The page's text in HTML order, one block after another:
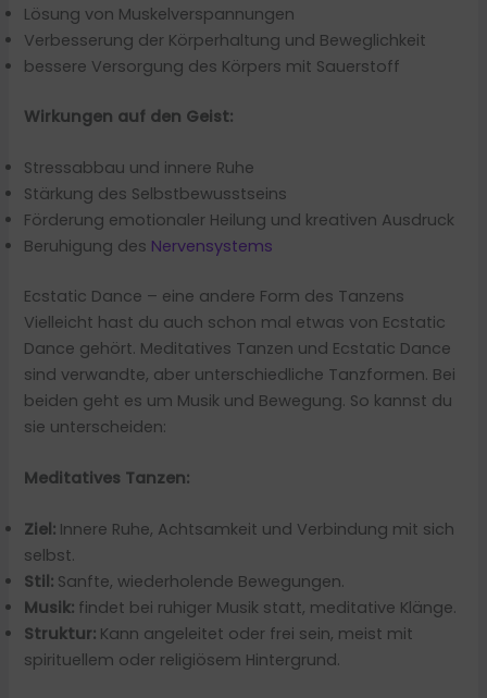
Lösung von Muskelverspannungen
Verbesserung der Körperhaltung und Beweglichkeit
bessere Versorgung des Körpers mit Sauerstoff
Wirkungen auf den Geist:
Stressabbau und innere Ruhe
Stärkung des Selbstbewusstseins
Förderung emotionaler Heilung und kreativen Ausdruck
Beruhigung des Nervensystems
Ecstatic Dance – eine andere Form des Tanzens
Vielleicht hast du auch schon mal etwas von Ecstatic
Dance gehört. Meditatives Tanzen und Ecstatic Dance
sind verwandte, aber unterschiedliche Tanzformen. Bei
beiden geht es um Musik und Bewegung. So kannst du
sie unterscheiden:
Meditatives Tanzen:
Ziel: Innere Ruhe, Achtsamkeit und Verbindung mit sich
selbst.
Stil: Sanfte, wiederholende Bewegungen.
Musik: findet bei ruhiger Musik statt, meditative Klänge.
Struktur: Kann angeleitet oder frei sein, meist mit
spirituellem oder religiösem Hintergrund.